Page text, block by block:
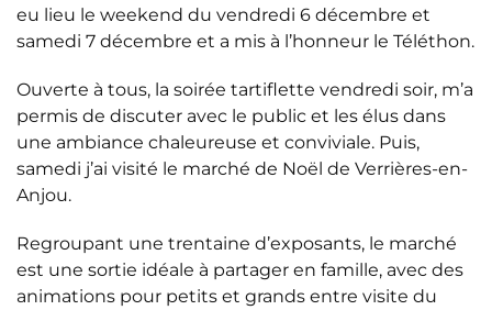
eu lieu le weekend du vendredi 6 décembre et
samedi 7 décembre et a mis à l’honneur le Téléthon.
Ouverte à tous, la soirée tartiflette vendredi soir, m’a
permis de discuter avec le public et les élus dans
une ambiance chaleureuse et conviviale. Puis,
samedi j’ai visité le marché de Noël de Verrières-en-
Anjou.
Regroupant une trentaine d’exposants, le marché
est une sortie idéale à partager en famille, avec des
animations pour petits et grands entre visite du